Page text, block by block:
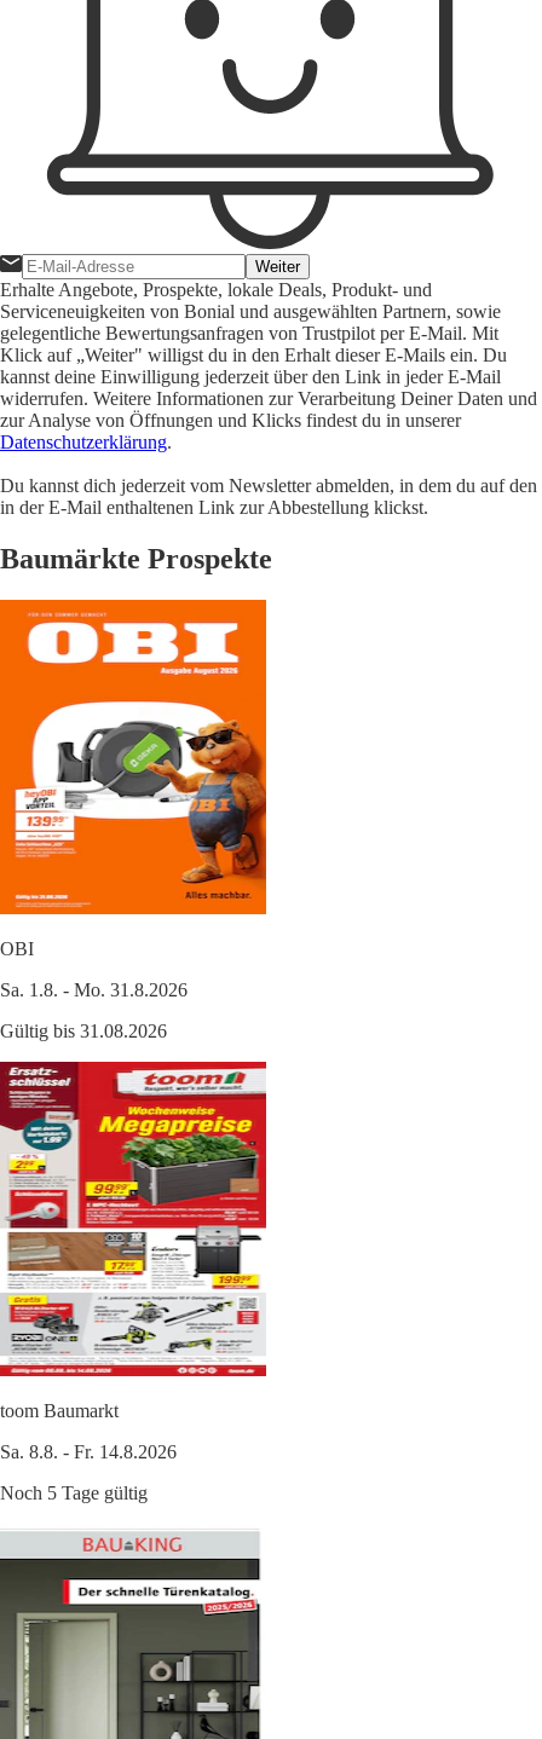
Weiter
Erhalte Angebote, Prospekte, lokale Deals, Produkt- und
Serviceneuigkeiten von Bonial und ausgewählten Partnern, sowie
gelegentliche Bewertungsanfragen von Trustpilot per E-Mail. Mit
Klick auf „Weiter" willigst du in den Erhalt dieser E-Mails ein. Du
kannst deine Einwilligung jederzeit über den Link in jeder E-Mail
widerrufen. Weitere Informationen zur Verarbeitung Deiner Daten und
zur Analyse von Öffnungen und Klicks findest du in unserer
Datenschutzerklärung.
Du kannst dich jederzeit vom Newsletter abmelden, in dem du auf den
in der E-Mail enthaltenen Link zur Abbestellung klickst.
Baumärkte Prospekte
OBI
Sa. 1.8. - Mo. 31.8.2026
Gültig bis 31.08.2026
toom Baumarkt
Sa. 8.8. - Fr. 14.8.2026
Noch 5 Tage gültig